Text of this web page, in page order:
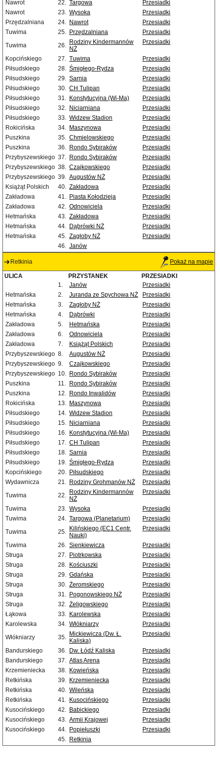
Nawrot
22. Targowa
Przesiadki
Nawrot
23. Wysoka
Przesiadki
Przędzalniana
24. Nawrot
Przesiadki
Tuwima
25. Przędzalniana
Przesiadki
Tuwima
26. Rodziny Kindermannów
NŻ
Przesiadki
Kopcińskiego 27. Tuwima
Przesiadki
Piłsudskiego
28. Śmigłego-Rydza
Przesiadki
Piłsudskiego
29. Sarnia
Przesiadki
Piłsudskiego
30. CH Tulipan
Przesiadki
Piłsudskiego
31. Konstytucyjna (Wi-Ma)
Przesiadki
Piłsudskiego
32. Niciarniana
Przesiadki
Piłsudskiego
33. Widzew Stadion
Przesiadki
Rokicińska
34. Maszynowa
Przesiadki
Puszkina
35. Chmielowskiego
Przesiadki
Puszkina
36. Rondo Sybiraków
Przesiadki
Przybyszewskiego 37. Rondo Sybiraków
Przesiadki
Przybyszewskiego 38. Czajkowskiego
Przesiadki
Przybyszewskiego 39. Augustów NŻ
Przesiadki
Książąt Polskich
40. Zakładowa
Przesiadki
Zakładowa
41. Piasta Kołodzieja
Przesiadki
Zakładowa
42. Odnowiciela
Przesiadki
Hetmańska
43. Zakładowa
Przesiadki
Hetmańska
44. Dąbrówki NŻ
Przesiadki
Hetmańska
45. Zagłoby NŻ
Przesiadki
46. Janów
Retkinia Pokaż na mapie
ULICA PRZYSTANEK
PRZESIADKI
1.
Janów
Przesiadki
Hetmańska
2. Juranda ze Spychowa NŻ
Przesiadki
Hetmańska
3. Zagłoby NŻ
Przesiadki
Hetmańska
4. Dąbrówki
Przesiadki
Zakładowa
5. Hetmańska
Przesiadki
Zakładowa
6. Odnowiciela
Przesiadki
Zakładowa
7. Książąt Polskich
Przesiadki
Przybyszewskiego 8. Augustów NŻ
Przesiadki
Przybyszewskiego 9. Czajkowskiego
Przesiadki
Przybyszewskiego 10. Rondo Sybiraków
Przesiadki
Puszkina
11. Rondo Sybiraków
Przesiadki
Puszkina
12. Rondo Inwalidów
Przesiadki
Rokicińska
13. Maszynowa
Przesiadki
Piłsudskiego
14. Widzew Stadion
Przesiadki
Piłsudskiego
15. Niciarniana
Przesiadki
Piłsudskiego
16. Konstytucyjna (Wi-Ma)
Przesiadki
Piłsudskiego
17. CH Tulipan
Przesiadki
Piłsudskiego
18. Sarnia
Przesiadki
Piłsudskiego
19. Śmigłego-Rydza
Przesiadki
Kopcińskiego
20. Piłsudskiego
Przesiadki
Wydawnicza
21. Rodziny Grohmanów NŻ
Przesiadki
Tuwima
22. Rodziny Kindermannów
NŻ
Przesiadki
Tuwima 23. Wysoka
Przesiadki
Tuwima
24. Targowa (Planetarium)
Przesiadki
Tuwima
25. Kilińskiego (EC1 Centr.
Nauki)
Przesiadki
Tuwima 26. Sienkiewicza
Przesiadki
Struga
27. Piotrkowska
Przesiadki
Struga
28. Kościuszki
Przesiadki
Struga
29. Gdańska
Przesiadki
Struga
30. Żeromskiego
Przesiadki
Struga
31. Pogonowskiego NŻ
Przesiadki
Struga
32. Żeligowskiego
Przesiadki
Łąkowa
33. Karolewska
Przesiadki
Karolewska
34. Włókniarzy
Przesiadki
Włókniarzy
35. Mickiewicza (Dw. Ł.
Kaliska)
Przesiadki
Bandurskiego 36. Dw. Łódź Kaliska
Przesiadki
Bandurskiego
37. Atlas Arena
Przesiadki
Krzemieniecka
38. Kowieńska
Przesiadki
Retkińska
39. Krzemieniecka
Przesiadki
Retkińska
40. Wileńska
Przesiadki
Retkińska
41. Kusocińskiego
Przesiadki
Kusocińskiego
42. Babickiego
Przesiadki
Kusocińskiego
43. Armii Krajowej
Przesiadki
Kusocińskiego
44. Popiełuszki
Przesiadki
45. Retkinia